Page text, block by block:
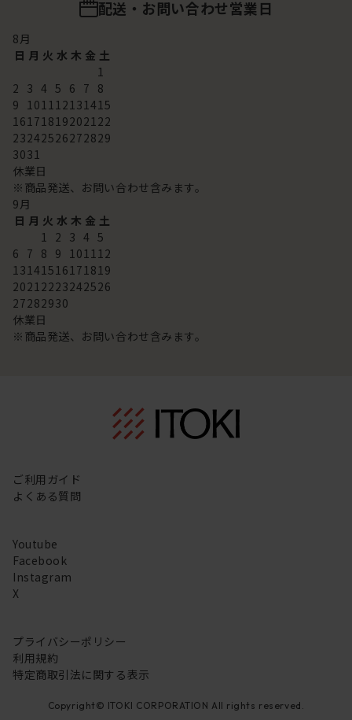
配送・お問い合わせ営業日
8月
日 月 火 水 木 金 土
1
2 3 4 5 6 7 8
9 101112131415
16171819202122
23242526272829
3031
休業日
※商品発送、お問い合わせ含みます。
9月
日 月 火 水 木 金 土
1 2 3 4 5
6 7 8 9 101112
13141516171819
20212223242526
27282930
休業日
※商品発送、お問い合わせ含みます。
ご利用ガイド
よくある質問
Youtube
Facebook
Instagram
X
プライバシーポリシー
利用規約
特定商取引法に関する表示
Copyright© ITOKI CORPORATION All rights reserved.